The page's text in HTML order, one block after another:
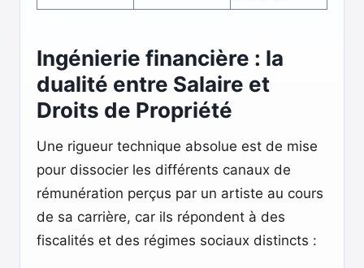
Ingénierie financière : la
dualité entre Salaire et
Droits de Propriété
Une rigueur technique absolue est de mise
pour dissocier les différents canaux de
rémunération perçus par un artiste au cours
de sa carrière, car ils répondent à des
fiscalités et des régimes sociaux distincts :